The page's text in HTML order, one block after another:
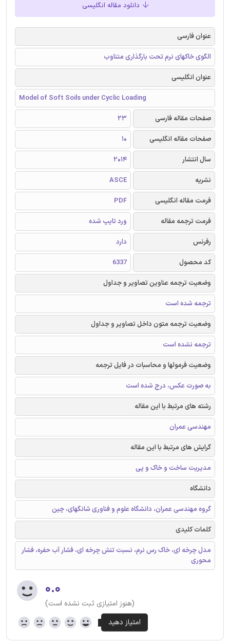
دانلود مقاله انگلیسی
عنوان فارسی
الگوی خاکهای نرم تحت بارگذاری متناوب
عنوان انگلیسی
Model of Soft Soils under Cyclic Loading
صفحات مقاله فارسی
23
صفحات مقاله انگلیسی
10
سال انتشار
2014
نشریه
ASCE
فرمت مقاله انگلیسی
PDF
فرمت ترجمه مقاله
ورد تایپ شده
رفرنس
دارد
کد محصول
6337
وضعیت ترجمه عناوین تصاویر و جداول
ترجمه شده است
وضعیت ترجمه متون داخل تصاویر و جداول
ترجمه نشده است
وضعیت فرمولها و محاسبات در فایل ترجمه
به صورت عکس، درج شده است
رشته های مرتبط با این مقاله
مهندسی عمران
گرایش های مرتبط با این مقاله
مدیریت ساخت و خاک و پی
دانشگاه
گروه مهندسی عمران، دانشگاه علوم و فناوری شانگهای، چین
کلمات کلیدی
مدل چرخه ای، خاک رس نرم، نسبت تنش چرخه ای، فشار آب حفره، فشار
محوری
۰.۰
(هنوز امتیازی ثبت نشده است)